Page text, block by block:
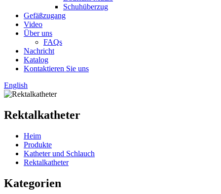
Schuhüberzug
Gefäßzugang
Video
Über uns
FAQs
Nachricht
Katalog
Kontaktieren Sie uns
English
Rektalkatheter
Heim
Produkte
Katheter und Schlauch
Rektalkatheter
Kategorien